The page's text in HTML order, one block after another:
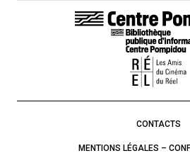
LIENS DE BAS DE
CONTACTS
MENTIONS LÉGALES –